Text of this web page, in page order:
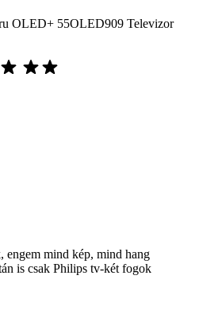
OLED+ 55OLED909 Televizor
engem mind kép, mind hang
is csak Philips tv-két fogok